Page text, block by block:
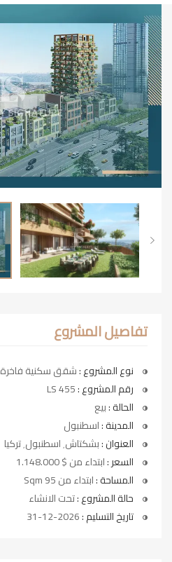
تفاصيل المشروع
نوع المشروع :شقق سكنية فاخرة
رقم المشروع :
الحالة :بيع
المدينة :اسطنبول
العنوان :بشكتاش٬ اسطنبول٬ تركيا
السعر :ابتداء من $ 1.148.000
المساحة :ابتداء من 95 Sqm
حالة المشروع :تحت الانشاء
تاريخ التسليم :2026-12-31